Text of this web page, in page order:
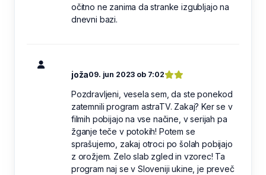
očitno ne zanima da stranke izgubljajo na
dnevni bazi.
joža09. jun 2023 ob 7:02
Pozdravljeni, vesela sem, da ste ponekod
zatemnili program astraTV. Zakaj? Ker se v
filmih pobijajo na vse načine, v serijah pa
žganje teče v potokih! Potem se
sprašujemo, zakaj otroci po šolah pobijajo
z orožjem. Zelo slab zgled in vzorec! Ta
program naj se v Sloveniji ukine, je preveč